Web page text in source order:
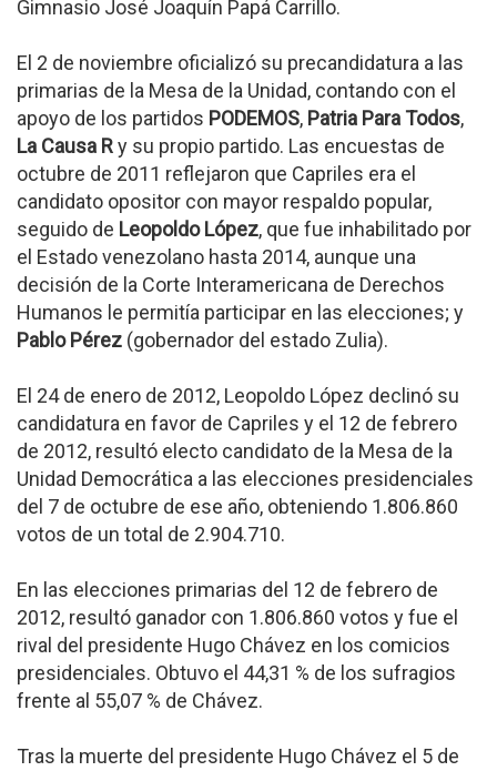
Gimnasio José Joaquín Papá Carrillo.
El 2 de noviembre oficializó su precandidatura a las
primarias de la Mesa de la Unidad, contando con el
apoyo de los partidos PODEMOS, Patria Para Todos,
La Causa Ry su propio partido. Las encuestas de
octubre de 2011 reflejaron que Capriles era el
candidato opositor con mayor respaldo popular,
seguido de Leopoldo López, que fue inhabilitado por
el Estado venezolano hasta 2014, aunque una
decisión de la Corte Interamericana de Derechos
Humanos le permitía participar en las elecciones; y
Pablo Pérez (gobernador del estado Zulia).
El 24 de enero de 2012, Leopoldo López declinó su
candidatura en favor de Capriles y el 12 de febrero
de 2012, resultó electo candidato de la Mesa de la
Unidad Democrática a las elecciones presidenciales
del 7 de octubre de ese año, obteniendo 1.806.860
votos de un total de 2.904.710.
En las elecciones primarias del 12 de febrero de
2012, resultó ganador con 1.806.860 votos y fue el
rival del presidente Hugo Chávez en los comicios
presidenciales. Obtuvo el 44,31 % de los sufragios
frente al 55,07 % de Chávez.
Tras la muerte del presidente Hugo Chávez el 5 de